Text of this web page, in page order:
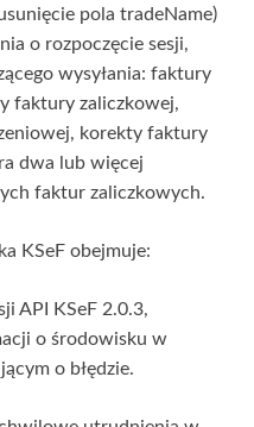
pola tradeName)
o rozpoczęcie sesji,
wysyłania: faktury
faktury zaliczkowej,
korekty faktury
dwa lub więcej
faktur zaliczkowych.
KSeF obejmuje:
API KSeF 2.0.3,
o środowisku w
o błędzie.